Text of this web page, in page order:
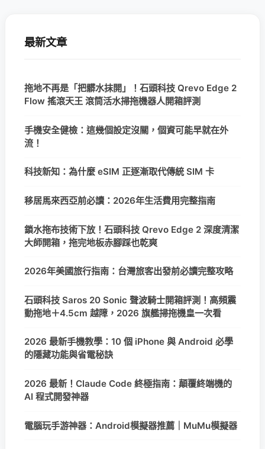
最新文章
拖地不再是「把髒水抹開」！石頭科技 Qrevo Edge 2
Flow 搖滾天王 滾筒活水掃拖機器人開箱評測
手機安全健檢：這幾個設定沒關，個資可能早就在外
流！
科技新知：為什麼 eSIM 正逐漸取代傳統 SIM 卡
移居馬來西亞前必讀：2026年生活費用完整指南
鎖水拖布技術下放！石頭科技 Qrevo Edge 2 深度清潔
大師開箱，拖完地板赤腳踩也乾爽
2026年美國旅行指南：台灣旅客出發前必讀完整攻略
石頭科技 Saros 20 Sonic 聲波騎士開箱評測！高頻震
動拖地＋4.5cm 越障，2026 旗艦掃拖機皇一次看
2026 最新手機教學：10 個 iPhone 與 Android 必學
的隱藏功能與省電秘訣
2026 最新！Claude Code 終極指南：顛覆終端機的
AI 程式開發神器
電腦玩手游神器：Android模擬器推薦｜MuMu模擬器